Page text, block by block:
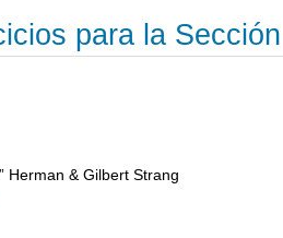
para la
Herman & Gilbert Strang